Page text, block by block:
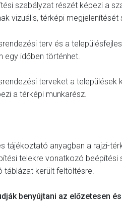
szabályzat részét képezi a
vizuális, térképi megjelenítését
terv és a
egy időben történhet.
terveket a
a térképi munkarész.
tájékoztató anyagban a rajzi-
telekre vonatkozó beépítési
táblázat került feltöltésre.
benyújtani az előzetesen